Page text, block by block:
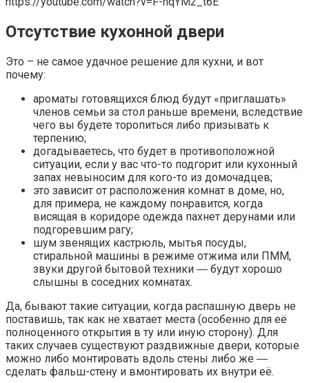
Отсутствие кухонной двери
Это – не самое удачное решение для кухни, и вот
почему:
ароматы готовящихся блюд будут «приглашать»
членов семьи за стол раньше времени, вследствие
чего вы будете торопиться либо призывать к
терпению;
догадываетесь, что будет в противоположной
ситуации, если у вас что-то подгорит или кухонный
запах невыносим для кого-то из домочадцев;
это зависит от расположения комнат в доме, но,
для примера, не каждому понравится, когда
висящая в коридоре одежда пахнет дерунами или
подгоревшим рагу;
шум звенящих кастрюль, мытья посуды,
стиральной машины в режиме отжима или ПММ,
звуки другой бытовой техники ― будут хорошо
слышны в соседних комнатах.
Да, бывают такие ситуации, когда распашную дверь не
поставишь, так как не хватает места (особенно для её
полноценного открытия в ту или иную сторону). Для
таких случаев существуют раздвижные двери, которые
можно либо монтировать вдоль стены либо же ―
сделать фальш-стену и вмонтировать их внутри её.